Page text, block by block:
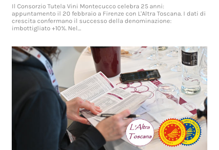
Il Consorzio Tutela Vini Montecucco celebra 25 anni:
appuntamento il 20 febbraio a Firenze con L'Altra Toscana. I dati di
crescita confermano il successo della denominazione:
imbottigliato +10%. Nel…